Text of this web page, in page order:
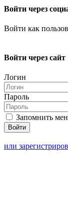
Войти через
Войти как
Войти через сайт
Логин
Пароль
Запомнить
или